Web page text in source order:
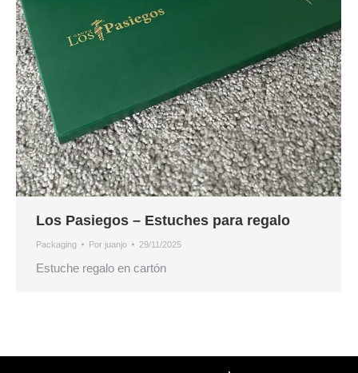
Los Pasiegos – Estuches para regalo
Packaging Por juanjo 29/11/2025
Estuche regalo en cartón